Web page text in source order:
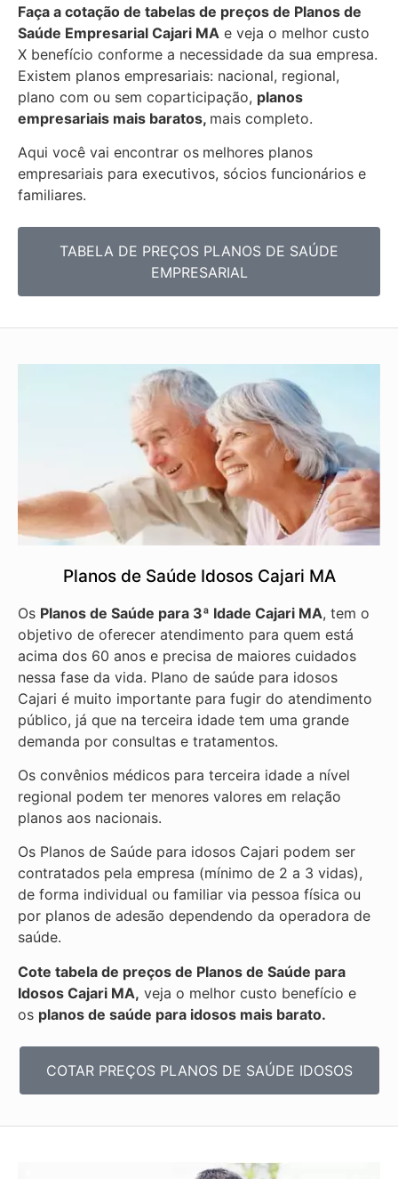
Faça a cotação de tabelas de preços de Planos de
Saúde Empresarial Cajari MA e veja o melhor custo
X benefício conforme a necessidade da sua empresa.
Existem planos empresariais: nacional, regional,
plano com ou sem coparticipação, planos
empresariais mais baratos, mais completo.
Aqui você vai encontrar os melhores planos
empresariais para executivos, sócios funcionários e
familiares.
TABELA DE PREÇOS PLANOS DE SAÚDE
EMPRESARIAL
Planos de Saúde Idosos Cajari MA
Os Planos de Saúde para 3ª Idade Cajari MA, tem o
objetivo de oferecer atendimento para quem está
acima dos 60 anos e precisa de maiores cuidados
nessa fase da vida. Plano de saúde para idosos
Cajari é muito importante para fugir do atendimento
público, já que na terceira idade tem uma grande
demanda por consultas e tratamentos.
Os convênios médicos para terceira idade a nível
regional podem ter menores valores em relação
planos aos nacionais.
Os Planos de Saúde para idosos Cajari podem ser
contratados pela empresa (mínimo de 2 a 3 vidas),
de forma individual ou familiar via pessoa física ou
por planos de adesão dependendo da operadora de
saúde.
Cote tabela de preços de Planos de Saúde para
Idosos Cajari MA, veja o melhor custo benefício e
os planos de saúde para idosos mais barato.
COTAR PREÇOS PLANOS DE SAÚDE IDOSOS